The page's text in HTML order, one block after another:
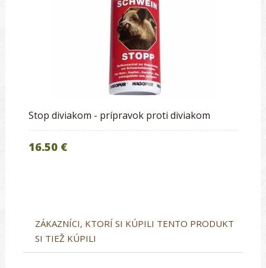
Stop diviakom - prípravok proti diviakom
16.50 €
ZÁKAZNÍCI, KTORÍ SI KÚPILI TENTO PRODUKT
SI TIEŽ KÚPILI